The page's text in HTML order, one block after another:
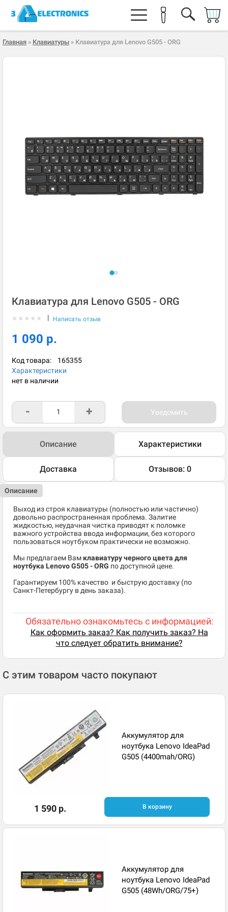
Главная » Клавиатуры » Клавиатура для Lenovo G505 - ORG
Клавиатура для Lenovo G505 - ORG
★ ★ ★ ★ ★ | Написать отзыв
1 090 р.
Код товара: 165355
Характеристики
нет в наличии
- + Уведомить
Описание Характеристики
Доставка Отзывов: 0
Описание
Выход из строя клавиатуры (полностью или частично)
довольно распространенная проблема. Залитие
жидкостью, неудачная чистка приводят к поломке
важного устройства ввода информации, без которого
пользоваться ноутбуком практически не возможно.
Мы предлагаем Вам клавиатуру черного цвета для
ноутбука Lenovo G505 - ORG по доступной цене.
Гарантируем 100% качество и быструю доставку (по
Санкт-Петербургу в день заказа).
Обязательно ознакомьтесь с информацией:
Как оформить заказ? Как получить заказ? На
что следует обратить внимание?
С этим товаром часто покупают
Аккумулятор для
ноутбука Lenovo IdeaPad
G505 (4400mah/ORG)
1 590 р. В корзину
Аккумулятор для
ноутбука Lenovo IdeaPad
G505 (48Wh/ORG/75+)